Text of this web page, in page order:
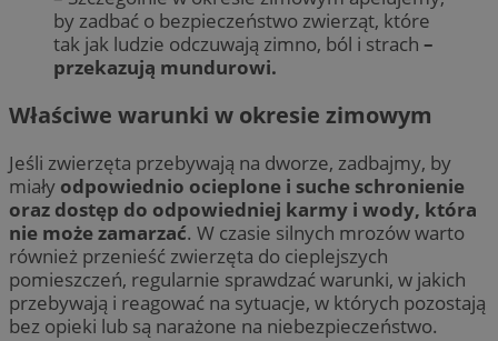
by zadbać o bezpieczeństwo zwierząt, które
tak jak ludzie odczuwają zimno, ból i strach –
przekazują mundurowi.
Właściwe warunki w okresie zimowym
Jeśli zwierzęta przebywają na dworze, zadbajmy, by
miały odpowiednio ocieplone i suche schronienie
oraz dostęp do odpowiedniej karmy i wody, która
nie może zamarzać. W czasie silnych mrozów warto
również przenieść zwierzęta do cieplejszych
pomieszczeń, regularnie sprawdzać warunki, w jakich
przebywają i reagować na sytuacje, w których pozostają
bez opieki lub są narażone na niebezpieczeństwo.